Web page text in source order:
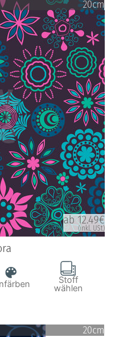
20cm
ab 12.49€
(inkl. USt)
Stoff
wählen
20cm